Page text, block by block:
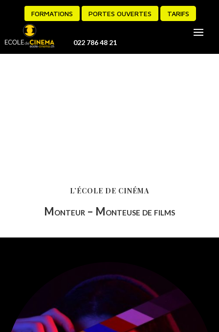
FORMATIONS PORTES OUVERTES TARIFS
022 786 48 21
L’ÉCOLE DE CINÉMA
Monteur – Monteuse de films